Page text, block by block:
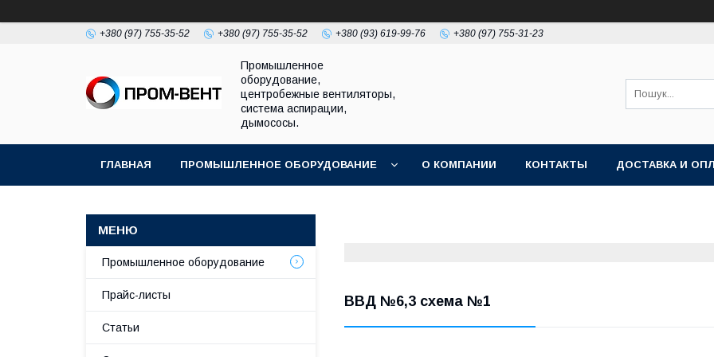
+380 (97) 755-35-52 +380 (97) 755-35-52 +380 (93) 619-99-76 +380 (97) 755-31-23
Промышленное
оборудование,
центробежные вентиляторы,
система аспирации,
дымососы.
ГЛАВНАЯ ПРОМЫШЛЕННОЕ ОБОРУДОВАНИЕ О КОМПАНИИ КОНТАКТЫ ДОСТАВКА И
ВВД №6,3 схема №1
Промышленное оборудование
Прайс-листы
Статьи